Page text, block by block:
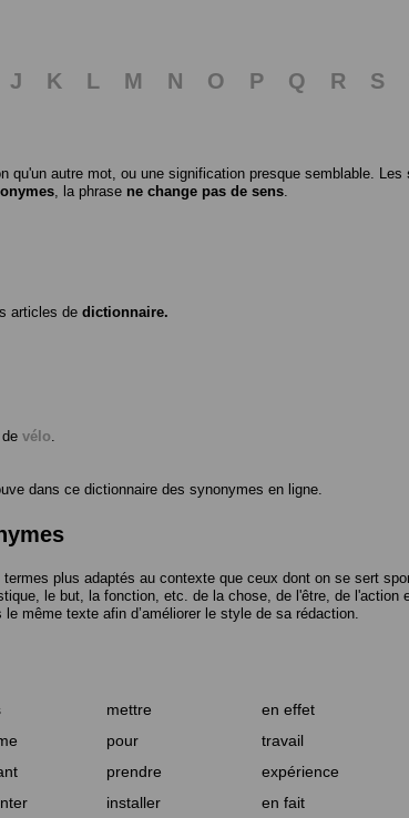
J K L M N O P Q R S
qu'un autre mot, ou une signification presque semblable. Les
, la phrase ne change pas de sens
articles de dictionnaire.
vélo
dans ce dictionnaire des synonymes en ligne.
termes plus adaptés au contexte que ceux dont on se sert
le but, la fonction, etc. de la chose, de l'être, de l'action
même texte afin d’améliorer le style de sa rédaction.
mettre en effet
pour travail
prendre expérience
installer en fait